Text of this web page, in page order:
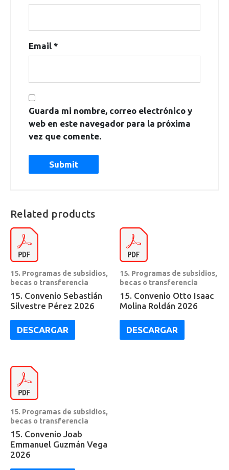
Email *
Guarda mi nombre, correo electrónico y
web en este navegador para la próxima
vez que comente.
Related products
15. Programas de subsidios,
becas o transferencia
15. Convenio Sebastián
Silvestre Pérez 2026
DESCARGAR
15. Programas de subsidios,
becas o transferencia
15. Convenio Otto Isaac
Molina Roldán 2026
DESCARGAR
15. Programas de subsidios,
becas o transferencia
15. Convenio Joab
Emmanuel Guzmán Vega
2026